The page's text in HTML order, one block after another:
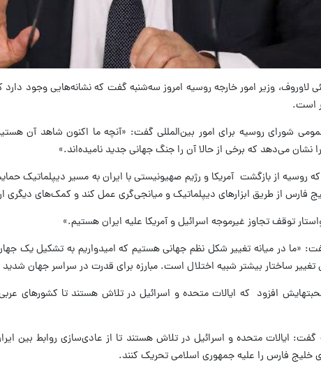
لاوروف، وزیر امور خارجه روسیه امروز سه‌شنبه گفت که نشانه‌هایی وجود
است.
شورای روسیه برای امور بین‌المللی گفت: «آنچه ما اکنون شاهد آن
نشان می‌دهد که برخی از حالا آن را جنگ جهانی جدید نامیده‌اند.»
روسیه از بازگشت آمریکا و رژیم صهیونیستی با ایران به مسیر دیپلماتیک
فارس از طریق ابزارهای دیپلماتیک و میانجی‌گری عمل کند و کمک‌های دیگری
توقف تجاوز غیرموجه اسرائیل و آمریکا علیه ایران هستیم.»
«ما در میانه تغییر شکل نظم جهانی هستیم که امیدواریم به تشکیل یک
تغییر ساختار بیشتر شبیه اختلال است. مبارزه برای قدرت در سراسر جهان
افزود که ایالات متحده و اسرائیل در تلاش هستند تا کشورهای عربی
گفت: ایالات متحده و اسرائیل در تلاش هستند تا از عادی‌سازی روابط بین
خلیج فارس را علیه جمهوری اسلامی تحریک کنند.